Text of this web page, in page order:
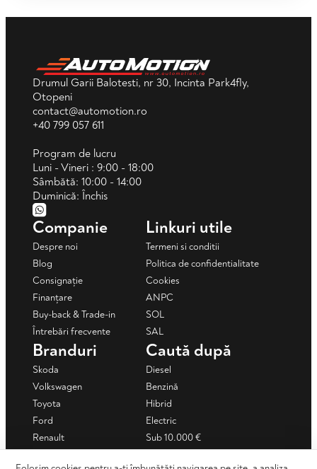
Drumul Garii Balotesti, nr 30, Incinta Park4fly,
Otopeni
contact@automotion.ro
+40 799 057 611
Program de lucru
Luni - Vineri : 9:00 - 18:00
Sâmbătă: 10:00 - 14:00
Duminică: Închis
Companie
Despre noi
Blog
Consignație
Finanțare
Buy-back & Trade-in
Întrebări frecvente
Linkuri utile
Termeni si conditii
Politica de confidentialitate
Cookies
ANPC
SOL
SAL
Branduri
Skoda
Volkswagen
Toyota
Ford
Renault
Caută după
Diesel
Benzină
Hibrid
Electric
Sub 10.000 €